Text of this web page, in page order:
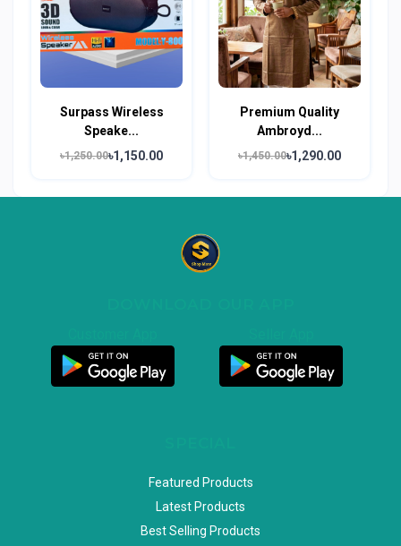
Surpass Wireless
Speake...
৳1,250.00৳1,150.00
Premium Quality
Ambroyd...
৳1,450.00৳1,290.00
Featured Products
Latest Products
Best Selling Products